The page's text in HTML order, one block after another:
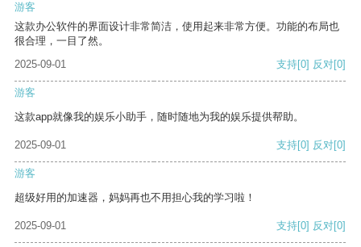
游客
这款办公软件的界面设计非常简洁，使用起来非常方便。功能的布局也
很合理，一目了然。
2025-09-01
支持[0] 反对[0]
游客
这款app就像我的娱乐小助手，随时随地为我的娱乐提供帮助。
2025-09-01 支持[0] 反对[0]
游客
超级好用的加速器，妈妈再也不用担心我的学习啦！
2025-09-01 支持[0] 反对[0]